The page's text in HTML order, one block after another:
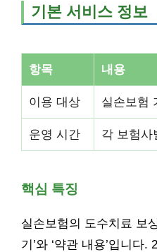
기본 서비스 정보
항목 내용
이용 대상 실손보험
운영 시간 각 보험사
핵심 특징
실손보험의 도수치료 보
기’와 ‘약관 내용’입니다